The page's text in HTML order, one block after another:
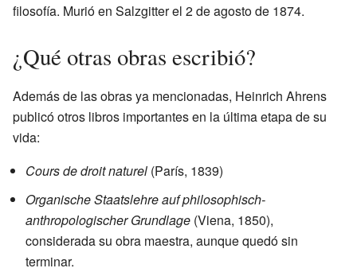
filosofía. Murió en Salzgitter el 2 de agosto de 1874.
¿Qué otras obras escribió?
Además de las obras ya mencionadas, Heinrich Ahrens
publicó otros libros importantes en la última etapa de su
vida:
Cours de droit naturel (París, 1839)
Organische Staatslehre auf philosophisch-
anthropologischer Grundlage (Viena, 1850),
considerada su obra maestra, aunque quedó sin
terminar.